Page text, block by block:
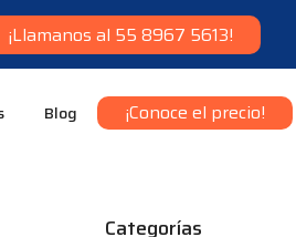
¡Llamanos al 55 8967 5613!
Blog ¡Conoce el precio!
Categorías